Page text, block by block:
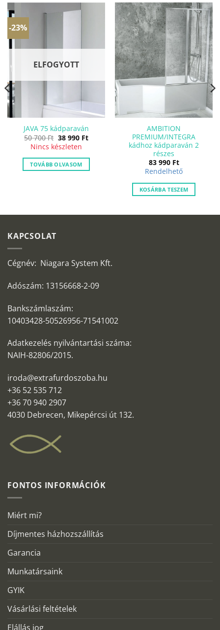
-23%
ELFOGYOTT
JAVA 75 kádparaván
50 700Ft Original
price
was:
50
700 Ft.
38 990 FtCurrent
price
38
Nincs készleten
TOVÁBB OLVASOM
AMBITION
PREMIUM/INTEGRA
kádhoz kádparaván 2
részes
83 990 Ft
Rendelhető
KOSÁRBA TESZEM
KAPCSOLAT
Cégnév: Niagara System Kft.
Adószám: 13156668-2-09
Bankszámlaszám:
10403428-50526956-71541002
Adatkezelés nyilvántartási száma:
NAIH-82806/2015.
iroda@extrafurdoszoba.hu
+36 52 535 712
+36 70 940 2907
4030 Debrecen, Mikepércsi út 132.
FONTOS INFORMÁCIÓK
Miért mi?
Díjmentes házhozszállítás
Garancia
Munkatársaink
GYIK
Vásárlási feltételek
Elállás jog